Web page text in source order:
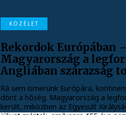
KÖZÉLET
Rekordok Európában –
Magyarország a
Angliában szárazság
Rá sem ismerünk Európára,
dönt a hőség. Magyarország a
került, miközben az Egyesült